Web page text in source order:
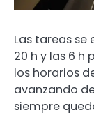
Las tareas se
20 h y las 6 h
los horarios
avanzando
siempre